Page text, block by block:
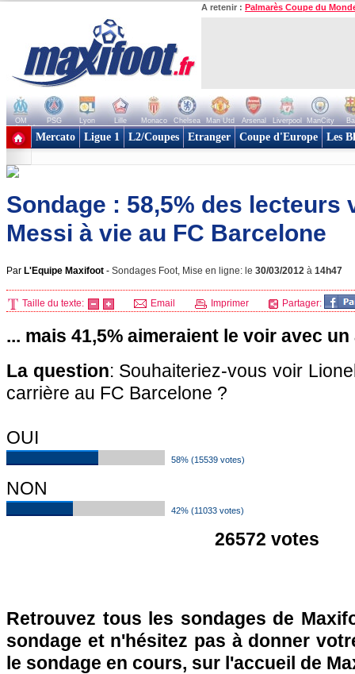
A retenir : Palmarès Coupe du
OM PSG Lyon Lille Monaco Chelsea Man Utd Arsenal Liverpool ManCity
+ de clubs
Mercato Ligue 1 L2/Coupes Etranger Coupe d'Europe Les
Sondage : 58,5% des lecteurs
Messi à vie au FC Barcelone
Par L'Equipe Maxifoot - Sondages Foot, Mise en ligne: le 30/03/2012 à 14h47
Taille du texte: Email Imprimer Partager:
... mais 41,5% aimeraient le voir avec
La question: Souhaiteriez-vous voir
carrière au FC Barcelone ?
OUI
58% (15539 votes)
NON
42% (11033 votes)
26572 votes
Retrouvez tous les sondages de
sondage et n'hésitez pas à donner
le sondage en cours, sur l'accueil de